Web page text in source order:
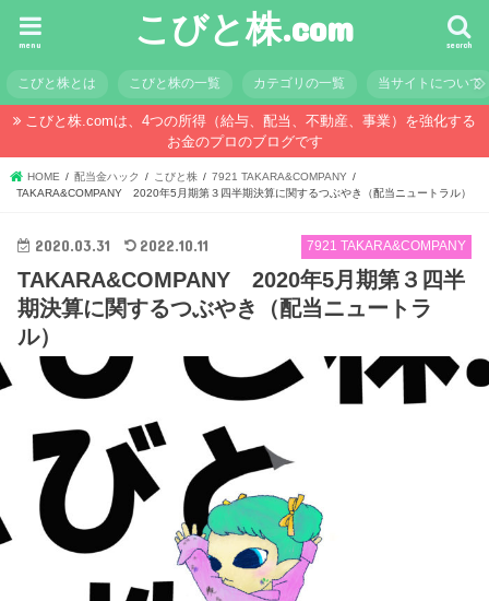
こびと株.com search
menu
こびと株とは こびと株の一覧 カテゴリの一覧 当サイトについて
こびと株.comは、4つの所得（給与、配当、不動産、事業）を強化する
お金のプロのブログです
HOME 配当金ハック こびと株
7921 TAKARA&COMPANY
TAKARA&COMPANY 2020年5月期第３四半期決算に関するつぶやき（配当ニュートラル）
7921 TAKARA&COMPANY
2020.03.31 2022.10.11
TAKARA&COMPANY 2020年5月期第３四半
期決算に関するつぶやき（配当ニュートラ
ル）